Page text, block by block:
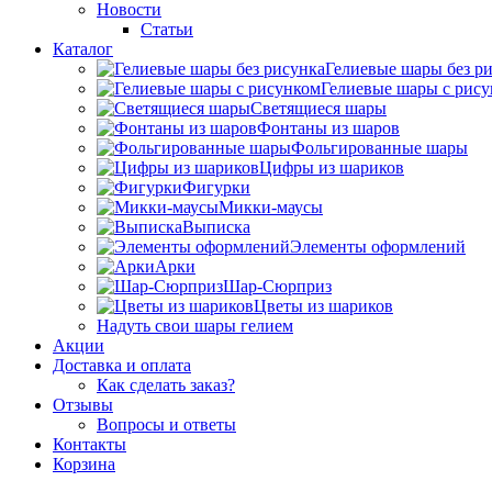
Новости
Статьи
Каталог
Гелиевые шары без
Гелиевые шары с
Светящиеся шары
Фонтаны из шаров
Фольгированные шары
Цифры из шариков
Фигурки
Микки-маусы
Выписка
Элементы оформлений
Арки
Шар-Сюрприз
Цветы из шариков
Надуть свои шары гелием
Акции
Доставка и оплата
Как сделать заказ?
Отзывы
Вопросы и ответы
Контакты
Корзина